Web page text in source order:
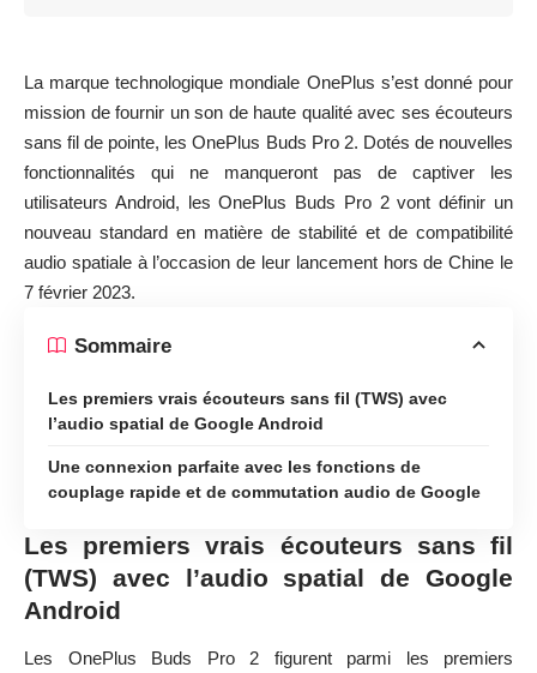
La marque technologique mondiale OnePlus s’est donné pour
mission de fournir un son de haute qualité avec ses écouteurs
sans fil de pointe, les OnePlus Buds Pro 2. Dotés de nouvelles
fonctionnalités qui ne manqueront pas de captiver les
utilisateurs Android, les OnePlus Buds Pro 2 vont définir un
nouveau standard en matière de stabilité et de compatibilité
audio spatiale à l’occasion de leur lancement hors de Chine le
7 février 2023.
Sommaire
Les premiers vrais écouteurs sans fil (TWS) avec
l’audio spatial de Google Android
Une connexion parfaite avec les fonctions de
couplage rapide et de commutation audio de Google
Les premiers vrais écouteurs sans fil
(TWS) avec l’audio spatial de Google
Android
Les OnePlus Buds Pro 2 figurent parmi les premiers